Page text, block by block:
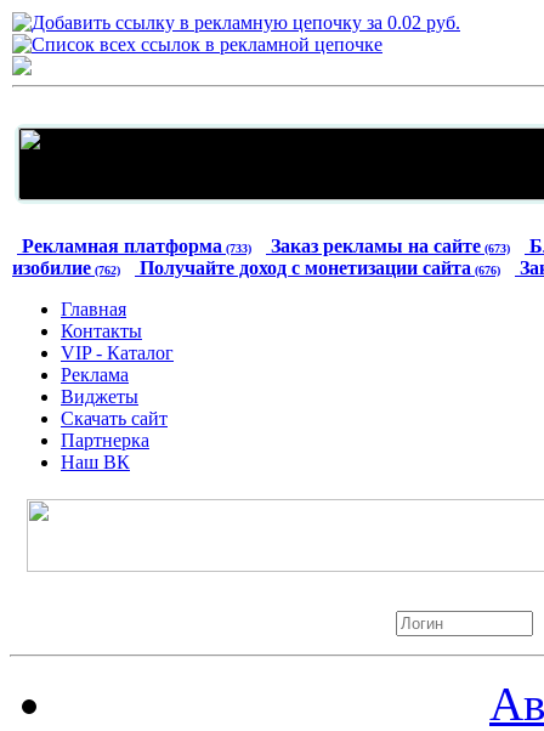
Рекламная платформа (733) Заказ рекламы на сайте (673)
изобилие (762) Получайте доход с монетизации сайта (676)
Главная
Контакты
VIP - Каталог
Реклама
Виджеты
Скачать сайт
Партнерка
Наш ВК